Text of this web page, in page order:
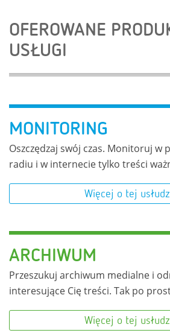
OFEROWANE
USŁUGI
MONITORING
Oszczędzaj swój czas. Monitoruj w
radiu i w internecie tylko treści
Więcej o tej
ARCHIWUM
Przeszukuj archiwum medialne i
interesujące Cię treści. Tak po
Więcej o tej